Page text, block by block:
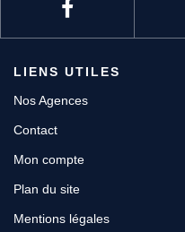
LIENS UTILES
Nos Agences
Contact
Mon compte
Plan du site
Mentions légales